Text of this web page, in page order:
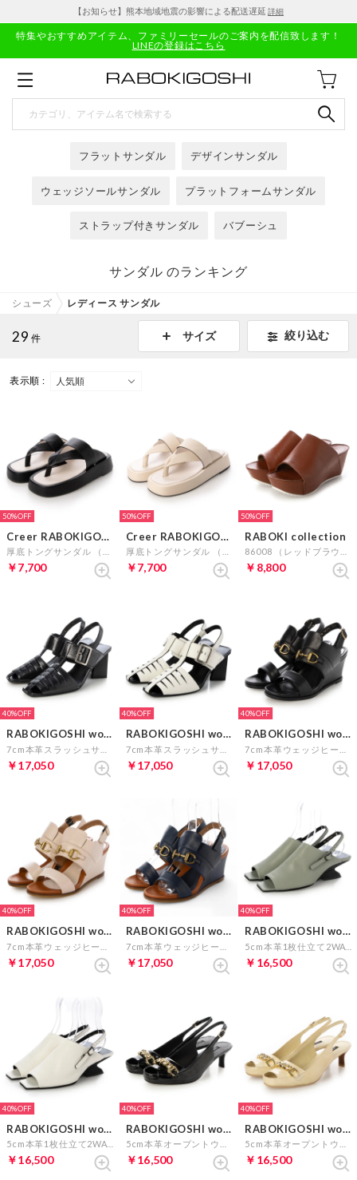
【お知らせ】熊本地域地震の影響による配送遅延 詳細
特集やおすすめアイテム、ファミリーセールのご案内を配信致します！
LINEの登録はこちら
フラットサンダル デザインサンダル
ウェッジソールサンダル プラットフォームサンダル
ストラップ付きサンダル バブーシュ
サンダル のランキング
シューズ レディース サンダル
29 件 サイズ 絞り込む
表示順 :
50%
Creer RABOKIGOSHI
￥7,700
50%
Creer RABOKIGOSHI
￥7,700
50%
RABOKI collection
￥8,800
40%
RABOKIGOSHI works
￥17,050
40%
RABOKIGOSHI works
￥17,050
40%
RABOKIGOSHI works
￥17,050
40%
RABOKIGOSHI works
￥17,050
40%
RABOKIGOSHI works
￥17,050
40%
RABOKIGOSHI works
￥16,500
40%
RABOKIGOSHI works
5cm本革1枚仕立て2WAYサンダル （ホワイト）
￥16,500
40%
RABOKIGOSHI works
￥16,500
40%
RABOKIGOSHI works
￥16,500